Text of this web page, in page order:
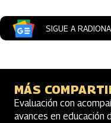
SIGUE A
MÁS
Evaluación con
avances en educación